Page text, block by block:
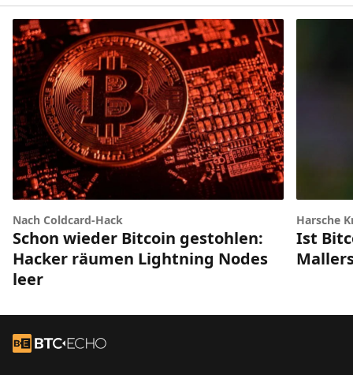
Nach Coldcard-Hack
Schon wieder Bitcoin gestohlen:
Hacker räumen Lightning Nodes
leer
Harsche
Ist
Zur Startseite